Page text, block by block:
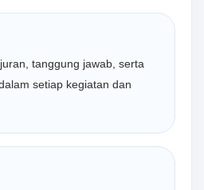
tanggung jawab, serta
setiap kegiatan dan